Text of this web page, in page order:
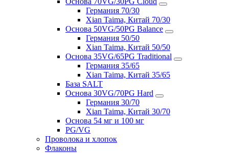
Германия 70/30
Xian Taima, Китай 70/30
Основа 50VG/50PG Balance
Германия 50/50
Xian Taima, Китай 50/50
Основа 35VG/65PG Traditional
Германия 35/65
Xian Taima, Китай 35/65
База SALT
Основа 30VG/70PG Hard
Германия 30/70
Xian Taima, Китай 30/70
Основа 54 мг и 100 мг
PG/VG
Проволока и хлопок
Флаконы